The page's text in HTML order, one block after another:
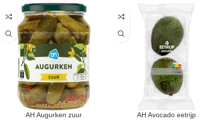
AH Augurken zuur AH Avocado eetrijp